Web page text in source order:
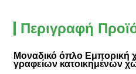
Περιγραφή
Μοναδικό όπλο Εμπορική
γραφείων κατοικημένων